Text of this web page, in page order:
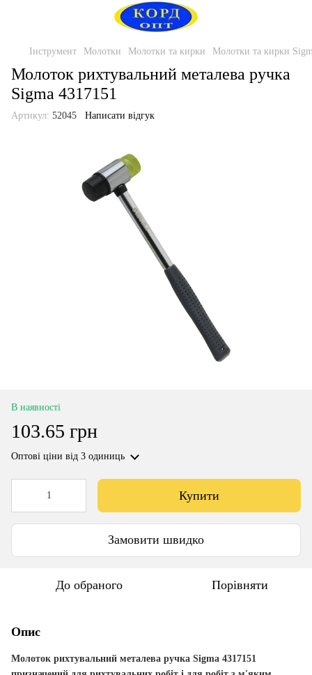
Інструмент Молотки Молотки та кирки Молотки та кирки
Молоток рихтувальний металева ручка
Sigma 4317151
Артикул: 52045 Написати відгук
В наявності
103.65 грн
Оптові ціни від 3 одиниць
Купити
Замовити швидко
До обраного Порівняти
Опис
Молоток рихтувальний металева ручка Sigma 4317151